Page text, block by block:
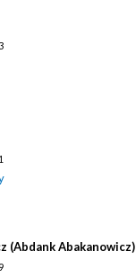
(Abdank Abakanowicz)